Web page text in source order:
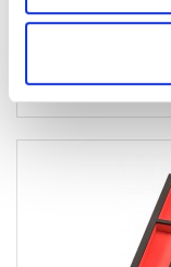
Auf Lager
In den
Wunschliste